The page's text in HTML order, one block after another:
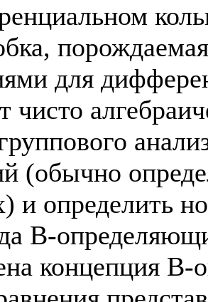
для
чисто
(обычно
и определить
В-
концепция